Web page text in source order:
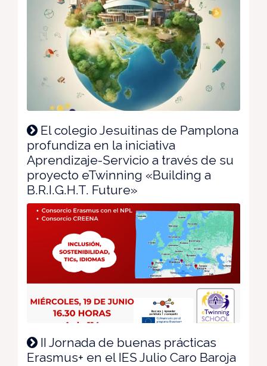
El colegio Jesuitinas de Pamplona
profundiza en la iniciativa
Aprendizaje-Servicio a través de su
proyecto eTwinning «Building a
B.R.I.G.H.T. Future»
II Jornada de buenas prácticas
Erasmus+ en el IES Julio Caro Baroja